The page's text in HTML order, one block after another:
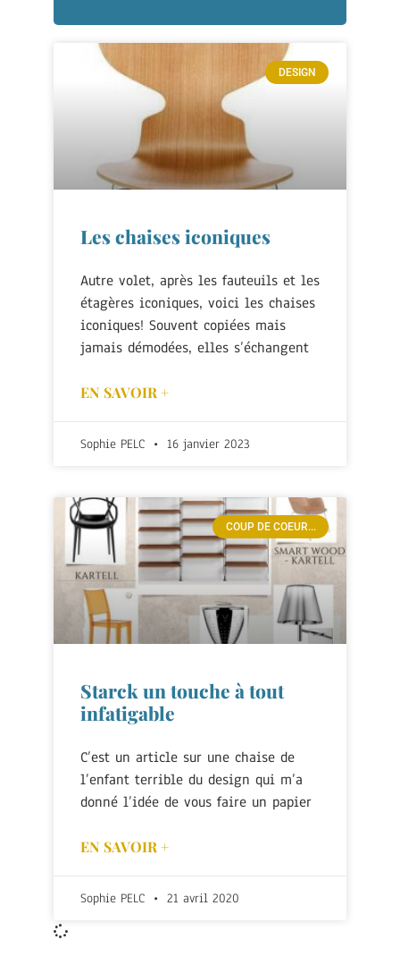
DESIGN
Les chaises iconiques
Autre volet, après les fauteuils et les
étagères iconiques, voici les chaises
iconiques! Souvent copiées mais
jamais démodées, elles s’échangent
EN SAVOIR +
Sophie PELC 16 janvier 2023
COUP DE COEUR...
Starck un touche à tout
infatigable
C’est un article sur une chaise de
l’enfant terrible du design qui m’a
donné l’idée de vous faire un papier
EN SAVOIR +
Sophie PELC 21 avril 2020